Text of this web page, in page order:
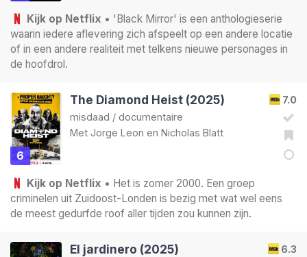
Kijk op Netflix • 'Black Mirror' is een anthologieserie
waarin iedere aflevering zich afspeelt op een andere locatie
of in een andere realiteit met telkens nieuwe personages in
de hoofdrol.
6
7.0
The Diamond Heist (2025)
misdaad / documentaire
Met Jorge Leon en Nicholas Blatt
Kijk op Netflix • Het is zomer 2000. Een groep
criminelen uit Zuidoost-Londen is bezig met wat wel eens
de meest gedurfde roof aller tijden zou kunnen zijn.
6.3
El jardinero (2025)